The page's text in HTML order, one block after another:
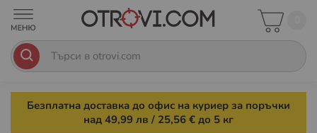
Безплатна доставка до офис на куриер за поръчки
над 49,99 лв / 25,56 € до 5 кг